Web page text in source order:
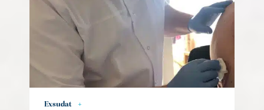
Exsudat +